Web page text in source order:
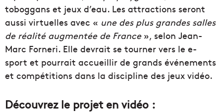
toboggans et jeux d’eau. Les attractions seront
aussi virtuelles avec « une des plus grandes salles
de réalité augmentée de France», selon Jean-
Marc Forneri. Elle devrait se tourner vers le e-
sport et pourrait accueillir de grands événements
et compétitions dans la discipline des jeux vidéo.
Découvrez le projet en vidéo :